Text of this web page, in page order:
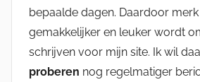
bepaalde dagen. Daardoor
gemakkelijker en leuker wordt
schrijven voor mijn site. Ik wil
proberen nog regelmatiger